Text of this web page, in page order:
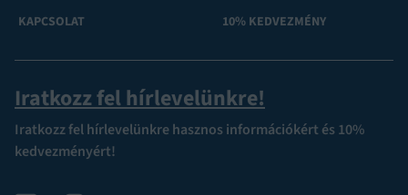
KAPCSOLAT 10% KEDVEZMÉNY
Iratkozz fel hírlevelünkre!
Iratkozz fel hírlevelünkre hasznos információkért és 10%
kedvezményért!